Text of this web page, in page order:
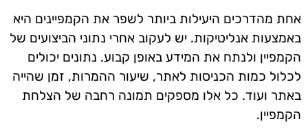
אחת מהדרכים היעילות ביותר לשפר את הקמפיינים היא
באמצעות אנליטיקות. יש לעקוב אחרי נתוני הביצועים של
הקמפיין ולנתח את המידע באופן קבוע. נתונים יכולים
לכלול כמות הכניסות לאתר, שיעור ההמרות, זמן שהייה
באתר ועוד. כל אלו מספקים תמונה רחבה של הצלחת
הקמפיין.